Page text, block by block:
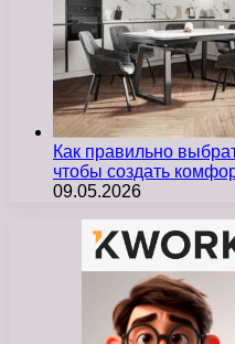
Как правильно
чтобы создать
09.05.2026